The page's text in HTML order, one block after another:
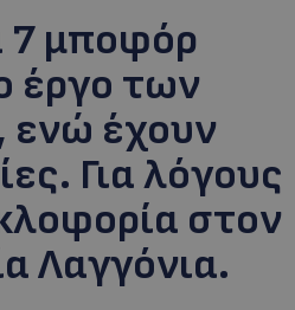
7 μποφόρ
έργο των
ενώ έχουν
Για λόγους
στον
Λαγγόνια.